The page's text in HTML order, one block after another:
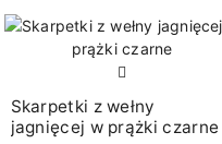
Skarpetki z wełny
jagnięcej w prążki czarne